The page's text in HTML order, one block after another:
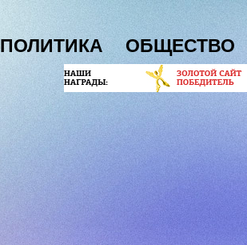
ПОЛИТИКА ОБЩЕСТВО